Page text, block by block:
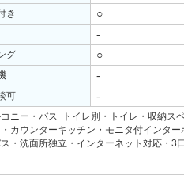
き ○
-
グ ○
-
可 -
ニー・バス･トイレ別・トイレ・収納
カウンターキッチン・モニタ付インタ
・洗面所独立・インターネット対応・3